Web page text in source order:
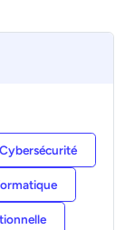
Cybersécurité